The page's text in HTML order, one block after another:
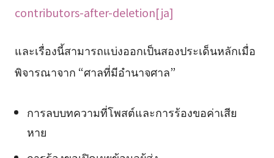
contributors-after-deletion[ja]
และเรื่องนี้สามารถแบ่งออกเป็นสองประเด็นหลักเมื่อ
พิจารณาจาก “ศาลที่มีอำนาจศาล”
การลบบทความที่โพสต์และการร้องขอค่าเสีย
หาย